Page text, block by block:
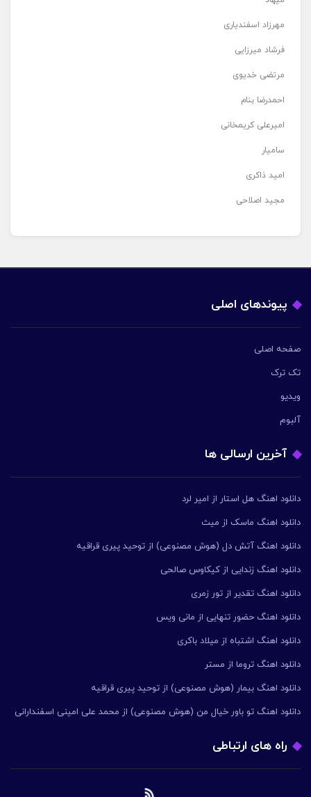
مهرزاد اسفندیاری
فرشاد میرزایی
مرتضی خدیوی
احمدرضا بنام
امیرعلی کریمخانی
سامیار
امید ذاکری
مجید اصلاحی
پیوندهای اصلی
صفحه اصلی
تک ترک
ویدیو
آلبوم
آخرین ارسالی ها
دانلود اهنگ هل استار از امیر لرد
دانلود اهنگ ماسک از میث
دانلود اهنگ آتش دل (هوش مصنوعی) از توحید پیری قراقیه
دانلود اهنگ زندایی از کیکاوس صالحی
دانلود اهنگ تقدیر از تور زمری
دانلود اهنگ حضور تنهایی از مانی ویس
دانلود اهنگ اشتباه از میلاد باکری
دانلود اهنگ تروما از مستر
دانلود اهنگ بیمار (هوش مصنوعی) از توحید پیری قراقیه
دانلود اهنگ تو باور خیال من (هوش مصنوعی) از محمد علی امینی اسفندارانی
راه های ارتباطی